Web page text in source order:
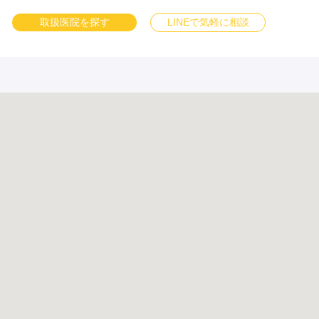
取扱医院を探す LINEで気軽に相談